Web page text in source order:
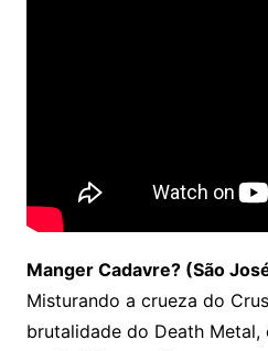
Manger Cadavre? (São
Misturando a crueza do
brutalidade do Death Metal,